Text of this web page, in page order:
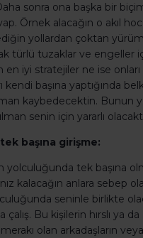
sonra ona başka bir
Örnek alacağın o akıl
yollardan çoktan
türlü tuzaklar ve engeller
en iyi stratejiler ne ise
kendi başına yaptığında
kaybedecektin. Bunun
senin için yararlı
başına girişme:
yolculuğunda tek başına
kalacağın anlara sebep
seninle birlikte
çalış. Bu kişilerin hırslı ya
olan arkadaşların veya